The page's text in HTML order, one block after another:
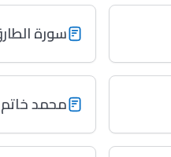
سورة
محمد